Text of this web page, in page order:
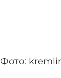
Фото: